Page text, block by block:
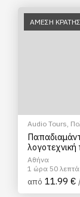
ΑΜΕΣΗ
Audio Tours,
λογοτεχνική
Αθήνα
1 ώρα 50 λεπτά
από 11.99 €